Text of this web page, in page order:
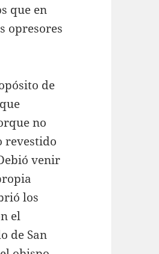
que en
opresores
de
no
revestido
venir
los
el
de San